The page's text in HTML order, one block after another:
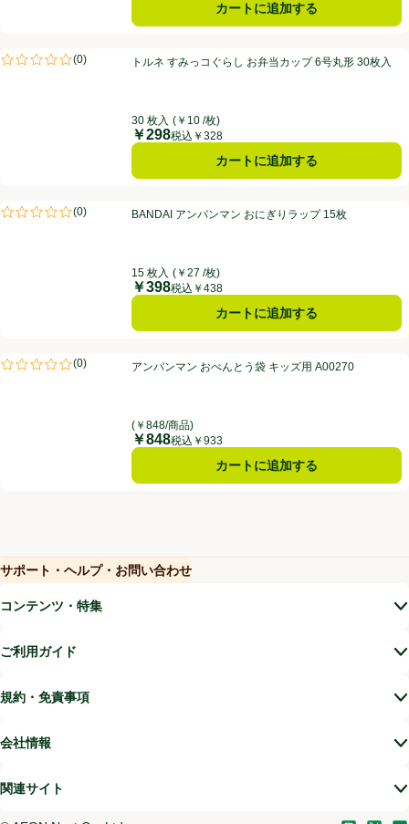
カートに追加する
トルネ すみっコぐらし お弁当カップ 6号丸形 30枚入
(0)
評価は0件のレビューで5点中0.0点。トルネ すみっコぐらし お弁当カップ 6号丸形 30枚入
30 枚入 (￥10 /枚)
価格
￥298税込￥328
カートに追加する
BANDAI アンパンマン おにぎりラップ 15枚
(0)
評価は0件のレビューで5点中0.0点。BANDAI アンパンマン おにぎりラップ 15枚
15 枚入 (￥27 /枚)
価格
￥398税込￥438
カートに追加する
アンパンマン おべんとう袋 キッズ用 A00270
(0)
評価は0件のレビューで5点中0.0点。アンパンマン おべんとう袋 キッズ用 A00270
(￥848/商品)
価格
￥848税込￥933
カートに追加する
サポート・ヘルプ・お問い合わせ
(新しいウィンドウで開く)
コンテンツ・特集
ご利用ガイド
規約・免責事項
会社情報
関連サイト